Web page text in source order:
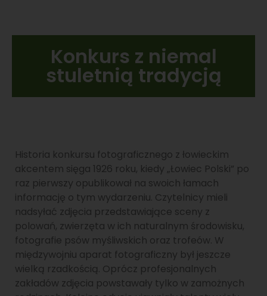
Konkurs z niemal
stuletnią tradycją
Historia konkursu fotograficznego z łowieckim
akcentem sięga 1926 roku, kiedy „Łowiec Polski” po
raz pierwszy opublikował na swoich łamach
informację o tym wydarzeniu. Czytelnicy mieli
nadsyłać zdjęcia przedstawiające sceny z
polowań, zwierzęta w ich naturalnym środowisku,
fotografie psów myśliwskich oraz trofeów. W
międzywojniu aparat fotograficzny był jeszcze
wielką rzadkością. Oprócz profesjonalnych
zakładów zdjęcia powstawały tylko w zamożnych